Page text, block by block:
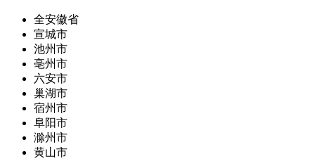
全安徽省
宣城市
池州市
亳州市
六安市
巢湖市
宿州市
阜阳市
滁州市
黄山市